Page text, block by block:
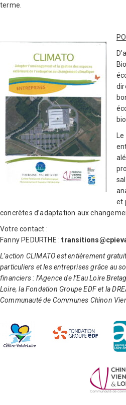
terme.
et
concrètes d’adaptation aux
Votre contact :
Fanny PEDURTHE :
L’action CLIMATO est entièrement
particuliers et les entreprises grâce au
financiers : l’Agence de l’Eau Loire
Loire, la Fondation Groupe EDF et la
Communauté de Communes Chinon